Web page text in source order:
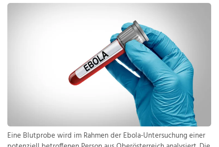
Eine Blutprobe wird im Rahmen der Ebola-Untersuchung einer